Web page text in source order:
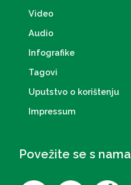
Video
Audio
Infografike
Tagovi
Uputstvo o korištenju
Impressum
Povežite se s nama